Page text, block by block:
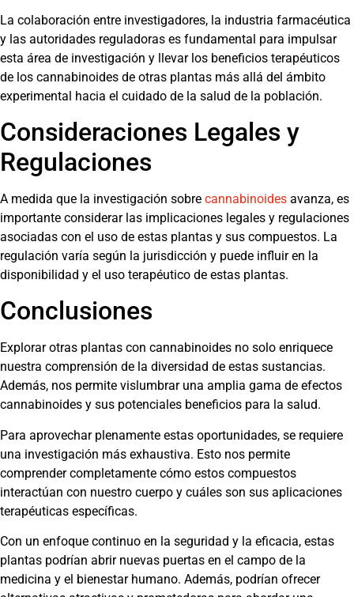
La colaboración entre investigadores, la industria farmacéutica
y las autoridades reguladoras es fundamental para impulsar
esta área de investigación y llevar los beneficios terapéuticos
de los cannabinoides de otras plantas más allá del ámbito
experimental hacia el cuidado de la salud de la población.
Consideraciones Legales y
Regulaciones
A medida que la investigación sobre cannabinoides avanza, es
importante considerar las implicaciones legales y regulaciones
asociadas con el uso de estas plantas y sus compuestos. La
regulación varía según la jurisdicción y puede influir en la
disponibilidad y el uso terapéutico de estas plantas.
Conclusiones
Explorar otras plantas con cannabinoides no solo enriquece
nuestra comprensión de la diversidad de estas sustancias.
Además, nos permite vislumbrar una amplia gama de efectos
cannabinoides y sus potenciales beneficios para la salud.
Para aprovechar plenamente estas oportunidades, se requiere
una investigación más exhaustiva. Esto nos permite
comprender completamente cómo estos compuestos
interactúan con nuestro cuerpo y cuáles son sus aplicaciones
terapéuticas específicas.
Con un enfoque continuo en la seguridad y la eficacia, estas
plantas podrían abrir nuevas puertas en el campo de la
medicina y el bienestar humano. Además, podrían ofrecer